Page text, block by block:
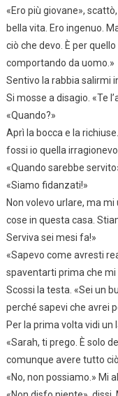
«Ero più giovane»,
bella vita. Ero ingenuo.
ciò che devo. È per
comportando da uomo.»
Sentivo la rabbia salirmi
Si mosse a disagio. «Te
«Quando?»
Aprì la bocca e la
fossi io quella
«Quando sarebbe
«Siamo fidanzati!»
Non volevo urlare, ma
cose in questa casa.
Serviva sei mesi fa!»
«Sapevo come avresti
spaventarti prima che mi
Scossi la testa. «Sei un
perché sapevi che avrei
Per la prima volta vidi un
«Sarah, ti prego. È solo
comunque avere tutto
«No, non possiamo.» Mi